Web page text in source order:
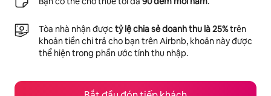
Tòa nhà nhận được tỷ lệ chia sẻ doanh thu là 25%trên
khoản tiền chi trả cho bạn trên Airbnb, khoản này được
thể hiện trong phần ước tính thu nhập.